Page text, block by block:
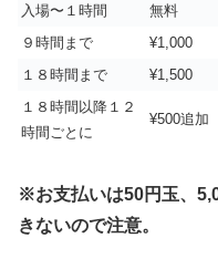
入場〜１時間
無料
９時間まで
¥1,000
１８時間まで
¥1,500
１８時間以降１２
時間ごとに
¥500追加
※お支払いは50円玉、
きないので注意。